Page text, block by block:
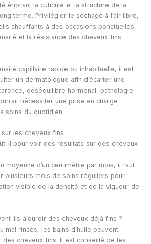
la cuticule et la structure de la
terme. Privilégier le séchage à l’air libre,
chauffants à des occasions ponctuelles,
et la résistance des cheveux fins.
capillaire rapide ou inhabituelle, il est
un dermatologue afin d’écarter une
déséquilibre hormonal, pathologie
nécessiter une prise en charge
soins du quotidien.
les cheveux fins
il pour voir des résultats sur des cheveux
moyenne d’un centimètre par mois, il faut
plusieurs mois de soins réguliers pour
visible de la densité et de la vigueur de
ils alourdir des cheveux déjà fins ?
mal rincés, les bains d’huile peuvent
cheveux fins. Il est conseillé de les